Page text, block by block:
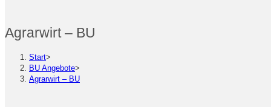
Agrarwirt – BU
Start>
BU Angebote>
Agrarwirt – BU